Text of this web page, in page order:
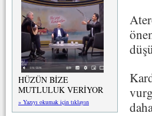
HÜZÜN BİZE
MUTLULUK VERİYOR
» Yazıyı okumak için tıklayın